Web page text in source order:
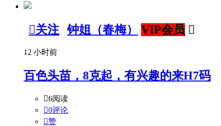
关注 钟姐（春梅） VIP会员 
12 小时前
百色头苗，8克起，有兴趣的来H7码
6阅读
0评论
赞